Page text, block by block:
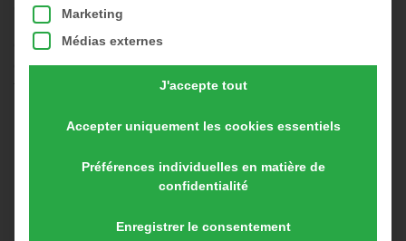
Chers visiteurs,
en raison de la situation actuelle, nous avons considéré qu’il
était de notre responsabilité d’annuler notre participation aux
maintien de notre équipe de service et de conseil sont notre
Nous ne pouvons le garantir qu’en continuant à fonctionner de
manière saine et avec notre équipe complète depuis le siège de
Marketing
Médias externes
J'accepte tout
Accepter uniquement les cookies essentiels
Préférences individuelles en matière de
confidentialité
Enregistrer le consentement